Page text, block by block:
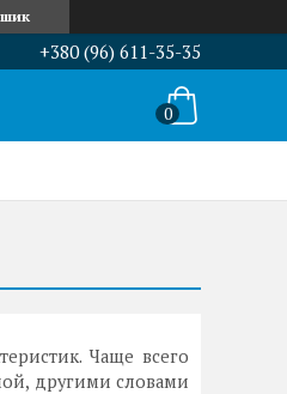
+380 (96) 611-35-35
Чаще всего
другими словами